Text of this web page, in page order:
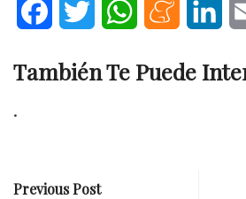
FacebookTwitter WhatsAppMeneame
También Te Puede
.
Previous Post